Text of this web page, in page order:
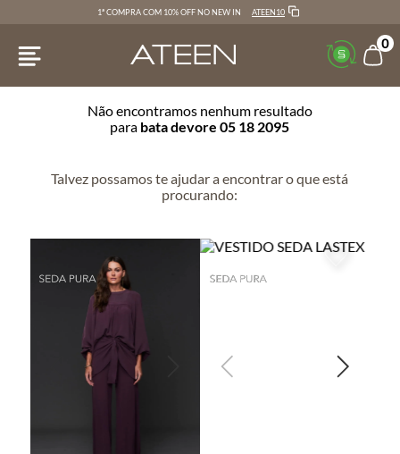
1ª COMPRA COM 10% OFF NO NEW IN ATEEN10
0
Não encontramos nenhum resultado
para bata devore 05 18 2095
Talvez possamos te ajudar a encontrar o que está
procurando: